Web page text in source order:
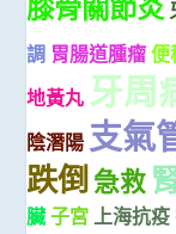
調 胃腸道腫瘤 便
地黃丸 牙周
陰潛陽 支氣
跌倒急救
臟子宮 上海抗疫